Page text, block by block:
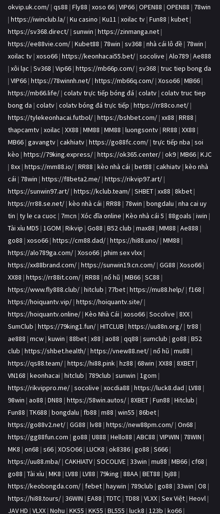
okvip.uk.com/ | qs88 | Fly88 | xoso 66 | VIP66 | OPEN88 | OPEN88 | 78win
| https://iwinclub.la/ | Ku casino | Ku11 | xoilac tv | Fun88 | kubet |
https://sv368.direct/ | sunwin | https://zinmanga.net |
https://ee88vie.com/ | Kubet88 | 78win | sv368 | nhà cái lô đề | 78win |
xoilac tv | xoso66 | https://keonhacai55.bet/ | socolive | Alo789 | Ae888
| xôi lạc | Sv368 | Vip66 | https://mb66p.com/ | sv368 | truc tiep bong da
| VIP66 | https://78winnh.net/ | https://mb66q.com/ | Xoso66 | MB66 |
https://mb66.life/ | colatv trực tiếp bóng đá | colatv | colatv truc tiep
bong da | colatv | colatv bóng đá trực tiếp | https://rr88co.net/ |
https://tylekeonhacai.futbol/ | https://bshbet.com/ | xx88 | RR88 |
thapcamtv | xoilac | XX88 | MM88 | MM88 | luongsontv | RR88 | XX88 |
MB66 | gavangtv | cakhiatv | https://go88fc.com/ | trực tiếp nba | soi
kèo | https://79king.express/ | https://ok365.center/ | ok9 | MB66 | KJC
| 8xx | https://mm88.io/ | RR88 | kèo nhà cái | bet88 | cakhiatv | kèo nhà
cái | 78win | https://f8beta2.me/ | https://rikvip97.art/ |
https://sunwin97.art/ | https://kclub.team/ | SHBET | xx88 | 8kbet |
https://rr88.se.net/ | kèo nhà cái | RR88 | 78win | bongdalu | nha cai uy
tin | ty le ca cuoc | 7mcn | Xóc đĩa online | Kèo nhà cái 5 | 88goals | iwin |
Tài xỉu MD5 | 1GOM | Rikvip | Go88 | B52 club | max88 | MM88 | Ae888 |
go88 | xoso66 | https://cm88.dad/ | https://hi88.uno/ | MM88 |
https://alo789ga.com/ | Xoso66 | phim sex vlxx |
https://xx88brand.com/ | https://sunwin19.cn.com/ | GG88 | Xoso66 |
XX88 | https://rr88it.com/ | RR88 | nổ hũ | MB66 | SC88 |
https://www.fly888.club/ | hitclub | 77bet | https://mu88.help/ | f168 |
https://hoiquantv.vip/ | https://hoiquantv.site/ |
https://hoiquantv.online/ | Kèo Nhà Cái | xoso66 | Socolive | 8XX |
SumClub | https://79king1.fun/ | HITCLUB | https://uu88n.org/ | tr88 |
ae888 | mcw | kuwin | 88bet | x88 | ao88 | qq88 | sumclub | go88 | B52
club | https://shbet.health/ | https://vnew88.net/ | nổ hũ | mu88 |
https://qs88.team/ | https://hi88.pink | hz88 | 68win | XX88 | 8XBET |
VN168 | keonhacai | hitclub | 789club | sunwin | 1gom |
https://rikvippro.me/ | socolive | xocdia88 | https://luck8.dad | LV88 |
98win | ao88 | DN88 | https://58win.autos/ | 8XBET | Fun88 | Hitclub |
Fun88 | TK688 | bongdalu | fb88 | m88 | win55 | 86bet |
https://go88v2.net/ | GG88 | lv88 | https://new88pm.com/ | On68 |
https://gg88fun.com | go88 | U888 | Hello88 | ABC88 | VIPWIN | 78WIN |
MK8 | on68 | s66 | XOSO66 | LUCK8 | ok8386 | go88 | S666 |
https://uu88.mba/ | CAKHIATV | SOCOLIVE | 33win | mu88 | MB66 | cf68 |
go88 | Tài xỉu | MK8 | LV88 | LV88 | 79king | 88AA | BET88 | bj88 |
https://keobongda.com/ | febet | haywin | 789club | go88 | 33win | O8 |
https://hi88.tours/ | 36WIN | EA88 | TDTC | TD88 | VLXX | Sex Việt | Heovl |
JAV HD | VLXX | Nohu | KK55 | KK55 | BL555 | luck8 | 123b | ko66 |